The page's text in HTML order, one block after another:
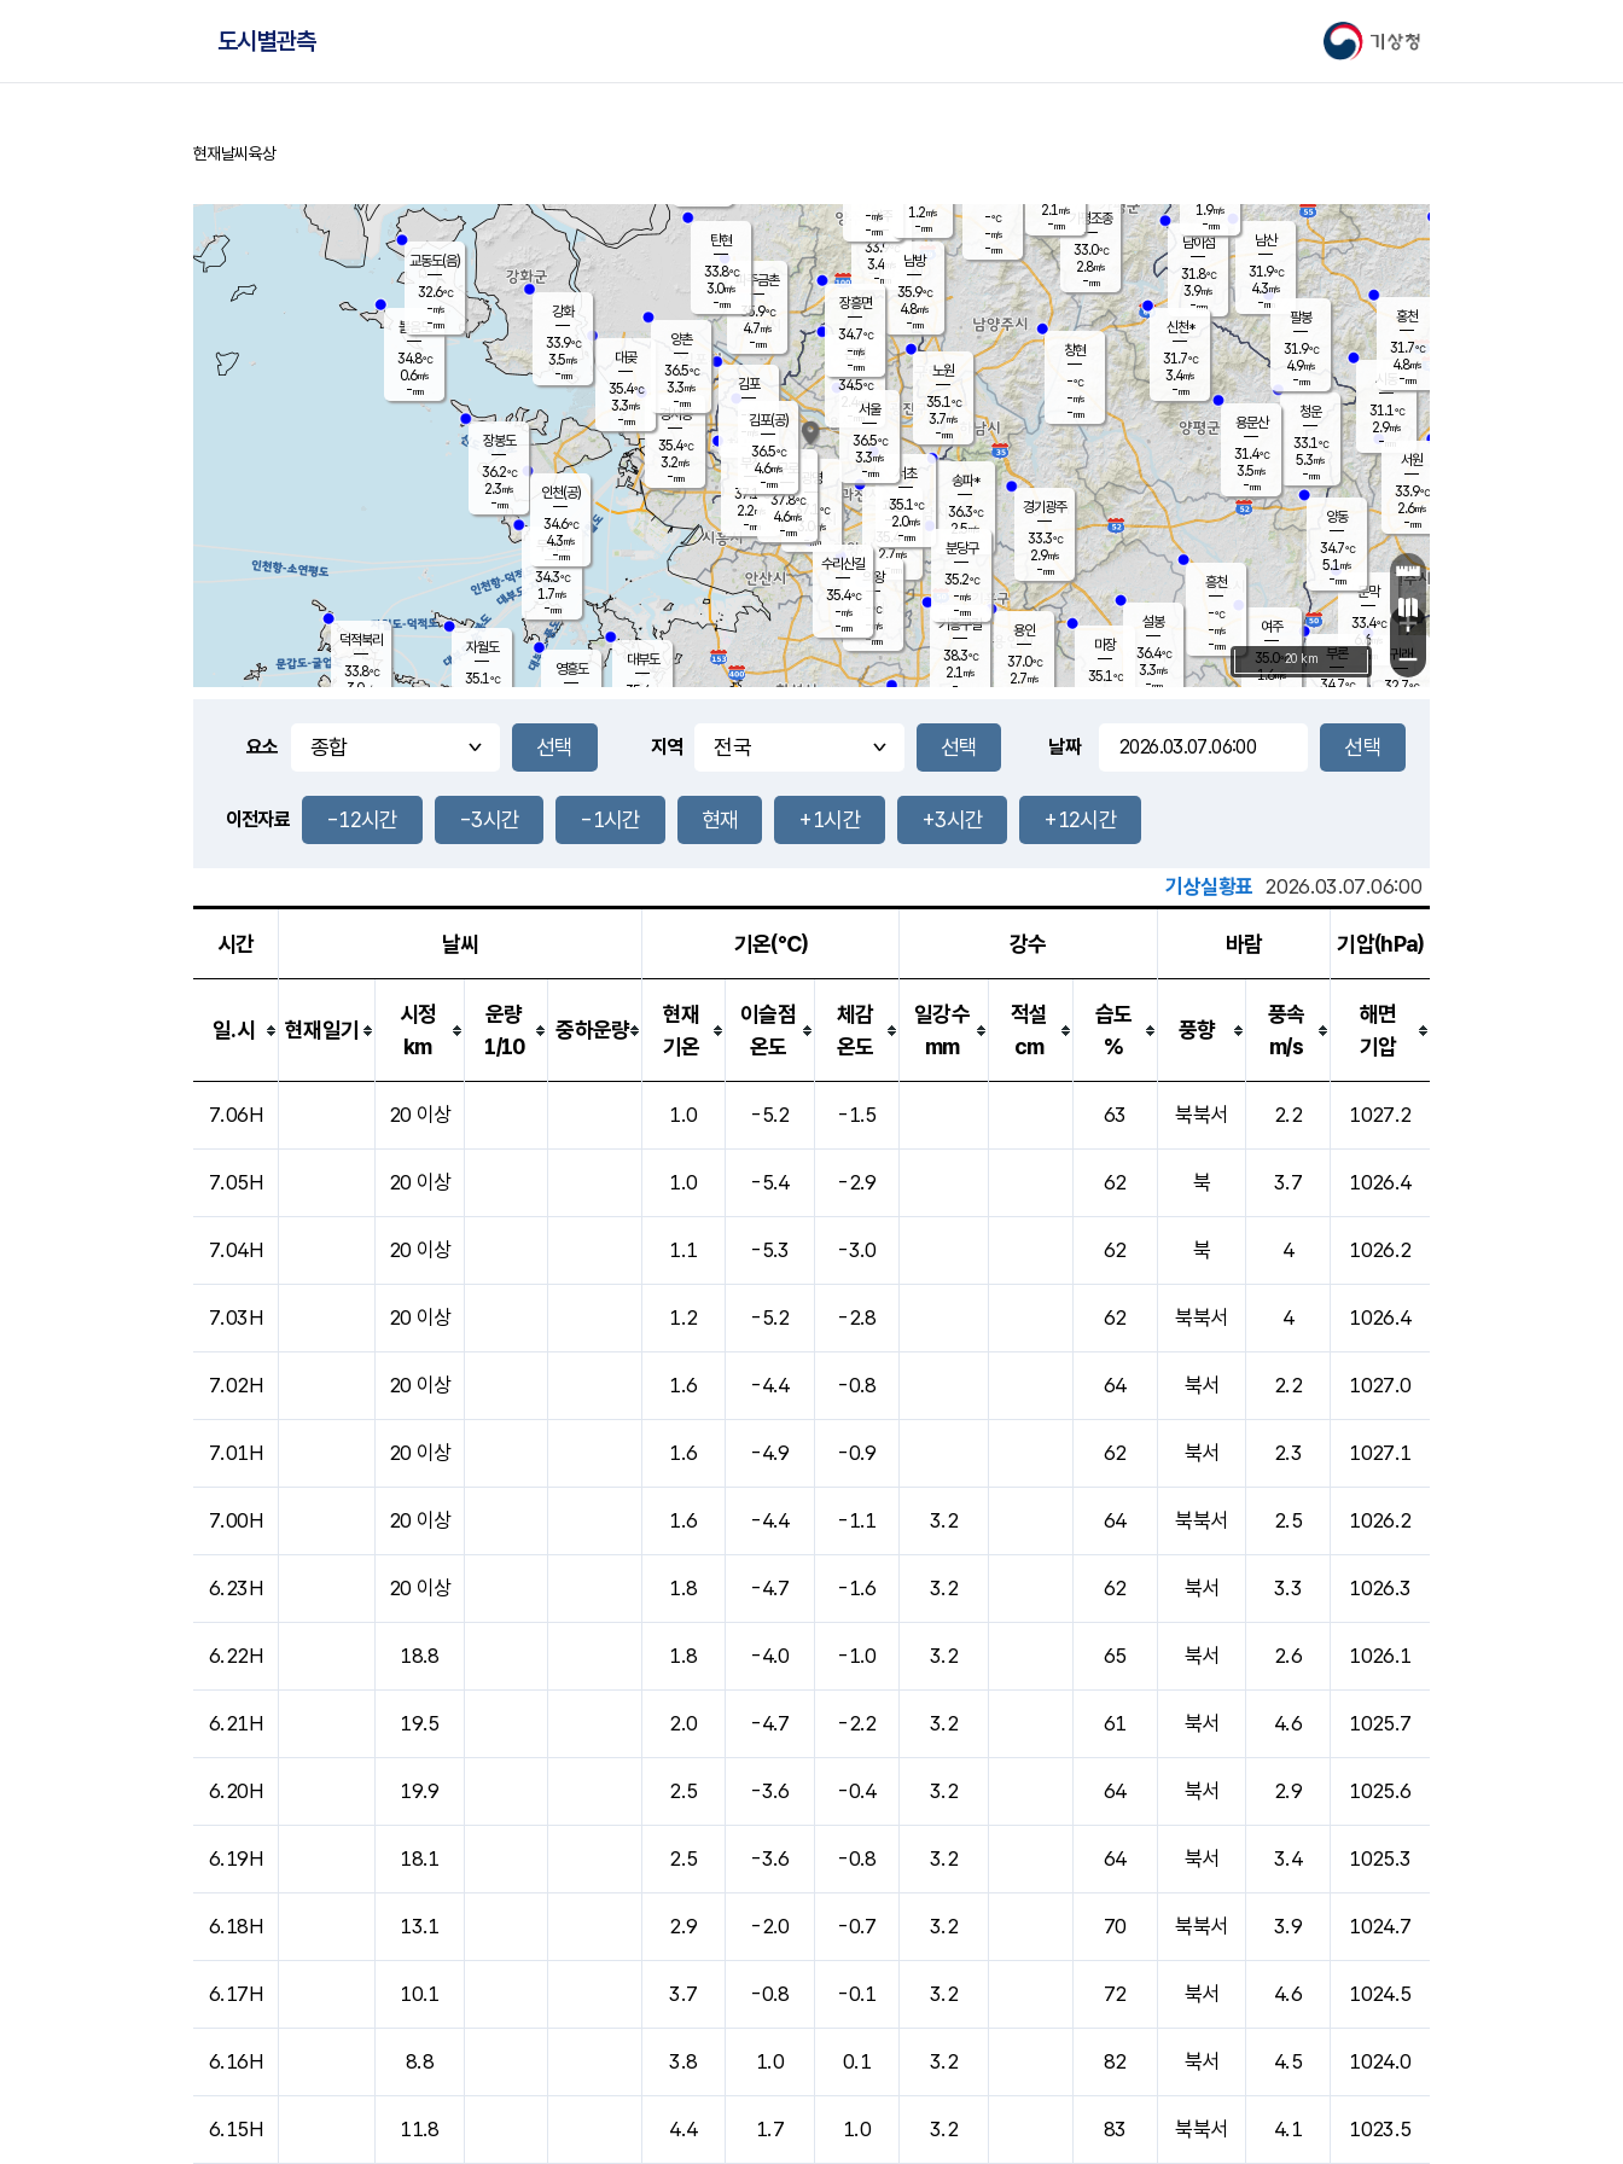
기상청
도시별관측
홈
현재날씨 육상
풍도
0.9m/s
문막
33.4℃
6.6m/s
mm
남이섬
31.8℃
3.9m/s
-mm
무의도
34.3℃
1.7m/s
-mm
영흥도
볼음도
34.8℃
0.6m/s
-mm
자월도
35.1℃
양주
33.9℃
3.4
-mm
부론
34.7℃
과천
35.4℃
2.7m/s
- mm
남산
31.9℃
4.3m/s
-mm
장봉도
36.2℃
2.3m/s
-mm
-mm
청운
33.1℃
5.3m/s
-mm
팔봉
31.9℃
4.9m/s
-mm
-mm
용인
37.0℃
2.7m/s
여주
35.0℃
1.6m/s
양동
34.7℃
5.1m/s
-mm
경기광주
33.3℃
2.9m/s
-mm
장호원
1.9m/s
-mm
34.4
℃
대부도
35.4
-
경서동
35.4℃
3.2m/s
-mm
파주금촌
35.9℃
4.7m/s
-mm
가평조종
33.0℃
2.8m/s
-mm
-℃
-m/s
-mm
대곶
35.4℃
3.3m/s
-mm
신천*
31.7℃
3.4m/s
-mm
창현
-℃
-m/s
-mm
탄현
33.8℃
3.0m/s
-mm
2.1 m/s
-mm
35.6℃
2.4m/s
-mm
흥천
-℃
-m/s
-mm
마장
35.1℃
의왕
- ℃
-m/s
-mm
김포
- ℃
-m/s
mm
설봉
36.4℃
3.3m/s
-mm
광명
37.1
℃
3.0 m/s
-mm
부천
37.1℃
2.2m/s
-mm
-mm
양촌
36.5℃
3.3m/s
-mm
구로
37.8℃
4.6m/s
-mm
은평
34.5℃
2.4 m/s
- mm
노원
35.1℃
3.7m/s
-mm
송파*
36.3℃
2.5m/s
-mm
서초
35.1℃
2.0m/s
-mm
남방
35.9℃
4.8m/s
-mm
기흥구갈
38.3℃
2.1 m/s
-
수리산길
35.4℃
-m/s
-mm
분당구
35.2℃
-m/s
-mm
장흥면
34.7℃
-m/s
-mm
-m/s
-mm
시동
31.1℃
2.9m/s
- mm
귀래
32.7℃
서원
33.9℃
2.6m/s
-mm
용문산
31.4℃
3.5m/s
-mm
덕적북리
33.8℃
3.0m/s
홍천
31.7℃
4.8m/s
-mm
강화
33.9℃
3.5m/s
-mm
인천(공)
34.6℃
4.3m/s
-mm
김포(공)
36.5℃
4.6m/s
-mm
서울
36.5℃
3.3m/s
-mm
1.2m/s
-mm
교동도(음)
32.6℃
-m/s
-mm
+
−
20 km
요소 지역 날짜
이전자료 -12시간 -3시간 -1시간 현재 +1시간 +3시간 +12시간
기상실황표 2026.03.07.06:00
시간 날씨 기온(℃) 강수 바람 기압(hPa)
일.시 현재일기
시정
km
운량
1/10
중하운량
현재
기온
이슬점
온도
체감
온도
일강수
mm
적설
cm
습도
%
풍향
풍속
m/s
해면
기압
7.06H 20 이상 1.0 -5.2 -1.5 63 북북서 2.2 1027.2
7.05H 20 이상 1.0 -5.4 -2.9 62 북 3.7 1026.4
7.04H 20 이상 1.1 -5.3 -3.0 62 북 4 1026.2
7.03H 20 이상 1.2 -5.2 -2.8 62 북북서 4 1026.4
7.02H 20 이상 1.6 -4.4 -0.8 64 북서 2.2 1027.0
7.01H 20 이상 1.6 -4.9 -0.9 62 북서 2.3 1027.1
7.00H 20 이상 1.6 -4.4 -1.1 3.2 64 북북서 2.5 1026.2
6.23H 20 이상 1.8 -4.7 -1.6 3.2 62 북서 3.3 1026.3
6.22H 18.8 1.8 -4.0 -1.0 3.2 65 북서 2.6 1026.1
6.21H 19.5 2.0 -4.7 -2.2 3.2 61 북서 4.6 1025.7
6.20H 19.9 2.5 -3.6 -0.4 3.2 64 북서 2.9 1025.6
6.19H 18.1 2.5 -3.6 -0.8 3.2 64 북서 3.4 1025.3
6.18H 13.1 2.9 -2.0 -0.7 3.2 70 북북서 3.9 1024.7
6.17H 10.1 3.7 -0.8 -0.1 3.2 72 북서 4.6 1024.5
6.16H 8.8 3.8 1.0 0.1 3.2 82 북서 4.5 1024.0
6.15H 11.8 4.4 1.7 1.0 3.2 83 북북서 4.1 1023.5